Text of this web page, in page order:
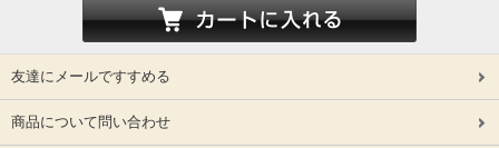
友達にメールですすめる
商品について問い合わせ